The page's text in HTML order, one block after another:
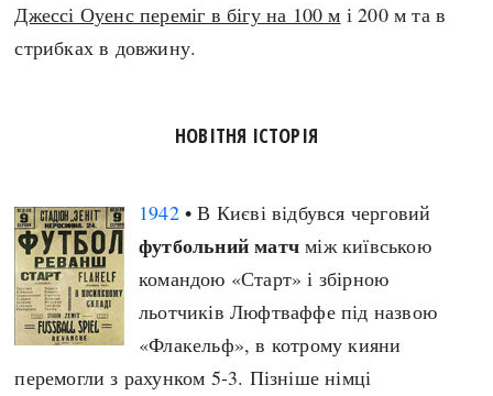
Джессі Оуенс переміг в бігу на 100 м і 200 м та в
стрибках в довжину.
НОВІТНЯ ІСТОРІЯ
1942• В Києві відбувся черговий
футбольний матч між київською
командою «Старт» і збірною
льотчиків Люфтваффе під назвою
«Флакельф», в котрому кияни
перемогли з рахунком 5-3. Пізніше німці